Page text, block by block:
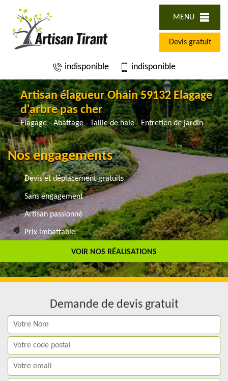
MENU
Devis gratuit
indisponible indisponible
Artisan élagueur Ohain 59132 Elagage
d'arbre pas cher
Elagage - Abattage - Taille de haie - Entretien de jardin
VOIR NOS RÉALISATIONS
Nos engagements
Devis et déplacement gratuits
Sans engagement
Artisan passionné
Prix imbattable
Travail de qualité
Demande de devis gratuit